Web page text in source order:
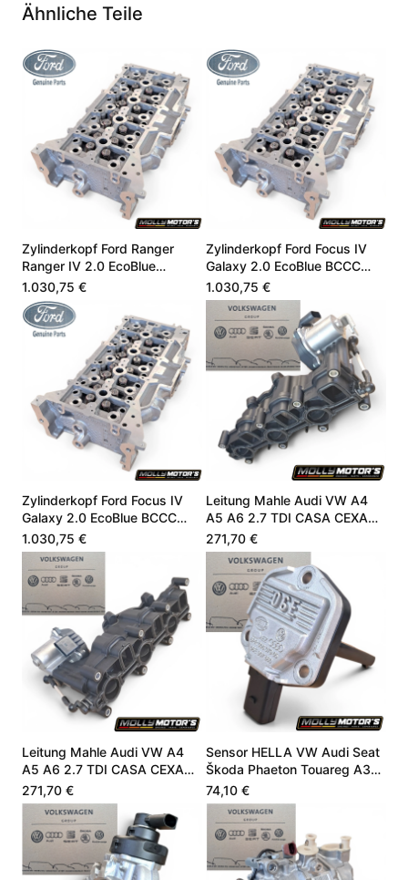
Ähnliche Teile
Zylinderkopf Ford Ranger
Ranger IV 2.0 EcoBlue
JB3Q6C032AB
1.030,75 €
Zylinderkopf Ford Focus IV
Galaxy 2.0 EcoBlue BCCC
BCCD HG9Q6C032CA
1.030,75 €
Zylinderkopf Ford Focus IV
Galaxy 2.0 EcoBlue BCCC
BCCD HG9Q6C032CA
1.030,75 €
Leitung Mahle Audi VW A4
A5 A6 2.7 TDI CASA CEXA
059129711DC
271,70 €
Leitung Mahle Audi VW A4
A5 A6 2.7 TDI CASA CEXA
059129711DC
271,70 €
Sensor HELLA VW Audi Seat
Škoda Phaeton Touareg A3
4.9 06E907660
74,10 €